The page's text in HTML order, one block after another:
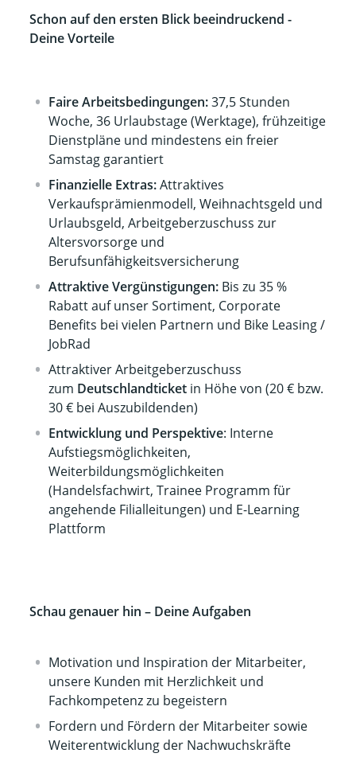
Schon auf den ersten Blick beeindruckend -
Deine Vorteile
Faire Arbeitsbedingungen:37,5 Stunden
Woche, 36 Urlaubstage (Werktage), frühzeitige
Dienstpläne und mindestens ein freier
Samstag garantiert
Finanzielle Extras:Attraktives
Verkaufsprämienmodell, Weihnachtsgeld und
Urlaubsgeld, Arbeitgeberzuschuss zur
Altersvorsorge und
Berufsunfähigkeitsversicherung
Attraktive Vergünstigungen: Bis zu 35 %
Rabatt auf unser Sortiment, Corporate
Benefits bei vielen Partnern und Bike Leasing /
JobRad
Attraktiver Arbeitgeberzuschuss
zum Deutschlandticket in Höhe von (20 € bzw.
30 € bei Auszubildenden)
Entwicklung und Perspektive: Interne
Aufstiegsmöglichkeiten,
Weiterbildungsmöglichkeiten
(Handelsfachwirt, Trainee Programm für
angehende Filialleitungen) und E-Learning
Plattform
Schau genauer hin – Deine Aufgaben
Motivation und Inspiration der Mitarbeiter,
unsere Kunden mit Herzlichkeit und
Fachkompetenz zu begeistern
Fordern und Fördern der Mitarbeiter sowie
Weiterentwicklung der Nachwuchskräfte